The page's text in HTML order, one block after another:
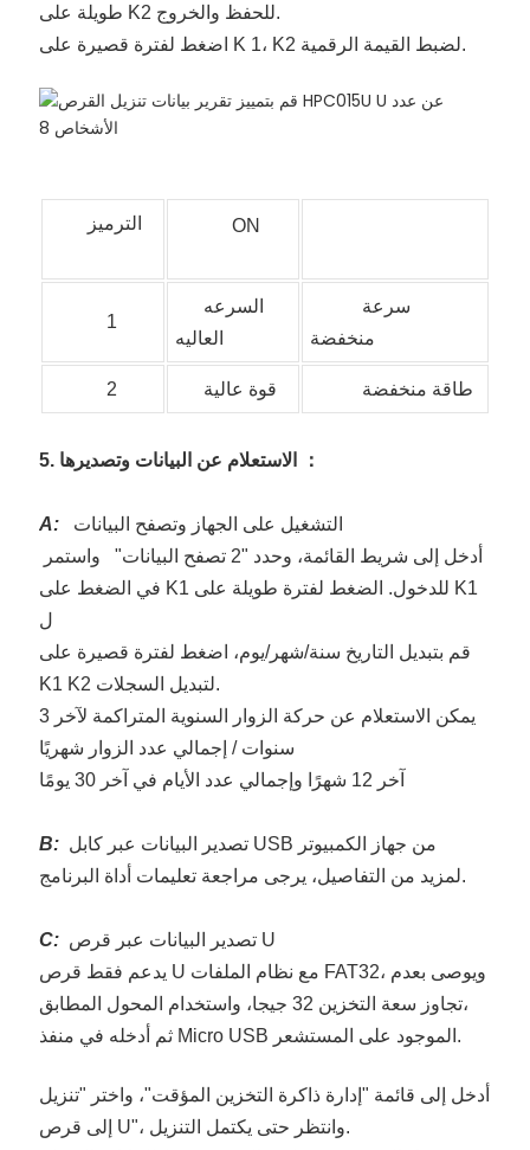
طويلة على K2 للحفظ والخروج.
اضغط لفترة قصيرة على K 1، K2 لضبط القيمة الرقمية.
ON
1
2
：
A:
التشغيل على الجهاز وتصفح البيانات
أدخل إلى شريط القائمة، وحدد "2 تصفح البيانات"
واستمر
في الضغط على K1 للدخول. الضغط لفترة طويلة على K1
ل
قم بتبديل التاريخ سنة/شهر/يوم، اضغط لفترة قصيرة على
K1 K2 لتبديل السجلات.
يمكن الاستعلام عن حركة الزوار السنوية المتراكمة لآخر 3
سنوات / إجمالي عدد الزوار شهريًا
آخر 12 شهرًا وإجمالي عدد الأيام في آخر 30 يومًا
B:
تصدير البيانات عبر كابل USB من جهاز الكمبيوتر
لمزيد من التفاصيل، يرجى مراجعة تعليمات أداة البرنامج.
C:
تصدير البيانات عبر قرص U
يدعم فقط قرص U مع نظام الملفات FAT32، ويوصى بعدم
تجاوز سعة التخزين 32 جيجا، واستخدام المحول المطابق،
ثم أدخله في منفذ Micro USB الموجود على المستشعر.
أدخل إلى قائمة "إدارة ذاكرة التخزين المؤقت"، واختر "تنزيل
إلى قرص U"، وانتظر حتى يكتمل التنزيل.